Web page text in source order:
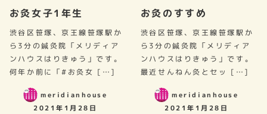
お灸女子1年生
渋谷区笹塚、京王線笹塚駅か
ら3分の鍼灸院「メリディア
ンハウスはりきゅう」です。
何年か前に「#お灸女 […]
meridianhouse
2021年1月28日
お灸のすすめ
渋谷区笹塚、京王線笹塚駅か
ら3分の鍼灸院「メリディア
ンハウスはりきゅう」です。
最近せんねん灸とセッ […]
meridianhouse
2021年1月28日